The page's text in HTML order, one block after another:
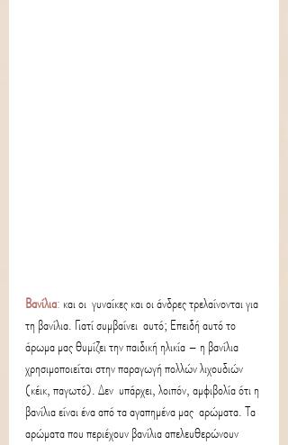
Βανίλια: και οι  γυναίκες και οι άνδρες τρελαίνονται για
τη βανίλια. Γιατί συμβαίνει  αυτό; Επειδή αυτό το
άρωμα μας θυμίζει την παιδική ηλικία – η βανίλια
χρησιμοποιείται στην παραγωγή πολλών λιχουδιών
(κέικ, παγωτό). Δεν  υπάρχει, λοιπόν, αμφιβολία ότι η
βανίλια είναι ένα από τα αγαπημένα μας  αρώματα. Τα
αρώματα που περιέχουν βανίλια απελευθερώνουν